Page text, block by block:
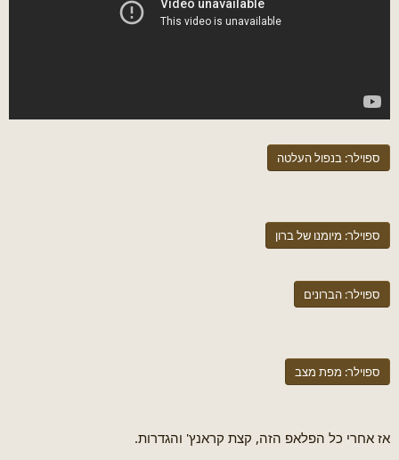
ספוילר: בנפול העלטה
ספוילר: מיומנו של ברון
ספוילר: הברונים
ספוילר: מפת מצב
אז אחרי כל הפלאפ הזה, קצת קראנץ' והגדרות.